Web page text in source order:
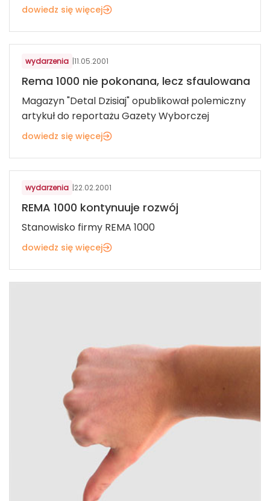
dowiedz się więcej
ART. SPOŻYWCZE I FMCG
wydarzenia |11.05.2001
Rema 1000 nie pokonana, lecz sfaulowana
Magazyn "Detal Dzisiaj" opublikował polemiczny
artykuł do reportażu Gazety Wyborczej
dowiedz się więcej
ART. SPOŻYWCZE I FMCG
wydarzenia |22.02.2001
REMA 1000 kontynuuje rozwój
Stanowisko firmy REMA 1000
dowiedz się więcej